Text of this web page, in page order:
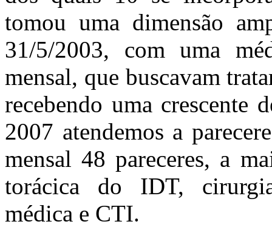
tomou uma dimensão
31/5/2003, com uma
mensal, que buscavam
recebendo uma crescente
2007 atendemos a
mensal 48 pareceres, a
torácica do IDT,
médica e CTI.